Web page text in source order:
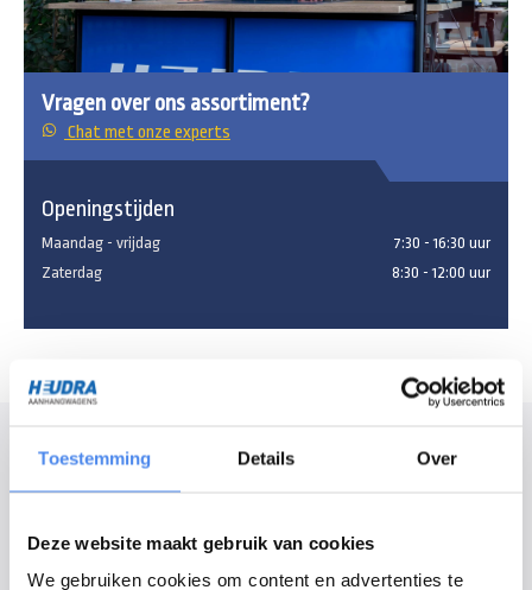
Toestemming Details Over
Deze website maakt gebruik van cookies
We gebruiken cookies om content en advertenties te
Vragen over ons assortiment?
Chat met onze experts
Openingstijden
Maandag - vrijdag
7:30 - 16:30 uur
Zaterdag
8:30 - 12:00 uur
Modelomschrijving
De geremde gesloten bakwagen van Henra is een aanhangwagen
modern design. Daardoor is de gesloten aanhangwagen sterk, praktisch
en efficiënt. Zo komt u met de beste aanhangwagen op uw klus. De dikke